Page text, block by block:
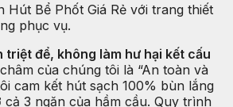
Hút Bể Phốt Giá Rẻ với trang thiết
phục vụ.
triệt để, không làm hư hại kết cấu
của chúng tôi là “An toàn và
cam kết hút sạch 100% bùn lắng
3 ngăn của hầm cầu. Quy trình